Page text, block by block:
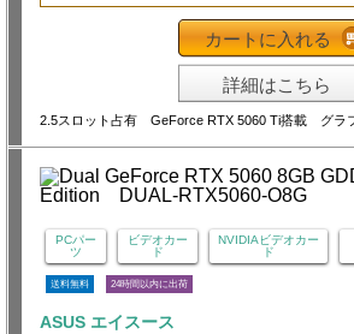
カートに入れる
詳細はこちら
2.5スロット占有 GeForce RTX 5060 Ti搭載 グラ
PCパー
ツ
ビデオカー
ド
NVIDIAビデオカー
ド
送料無料 24時間以内に出荷
ASUS エイスース